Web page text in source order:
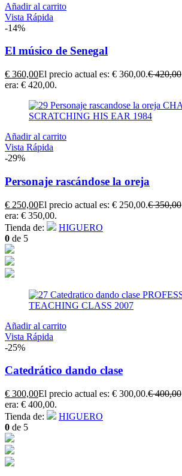
Añadir al carrito
Vista Rápida
-14%
El músico de Senegal
€ 360,00El precio actual es: € 360,00.€420,00
era: € 420,00.
Añadir al carrito
Vista Rápida
-29%
Personaje rascándose la oreja
€ 250,00El precio actual es: € 250,00.€350,00
era: € 350,00.
Tienda de:
HIGUERO
0 de 5
Añadir al carrito
Vista Rápida
-25%
Catedrático dando clase
€ 300,00El precio actual es: € 300,00.€400,00
era: € 400,00.
Tienda de:
HIGUERO
0 de 5